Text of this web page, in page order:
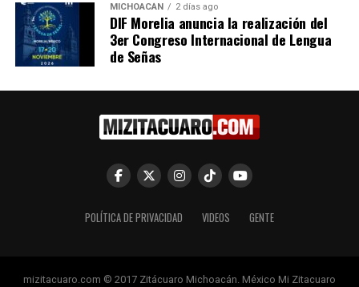
Protegidas con Gobierno de
Tendrá Morelia más de 5.5
decreto de protección
MICHOACÁN 2 días ago
DIF Morelia anuncia la realización del
3er Congreso Internacional de Lengua
de Señas
POLÍTICA DE PRIVACIDAD VIDEOS GENTE
mizitacuaro.com © 2017 Zitácuaro Michoacán. México Mi Zitacuaro